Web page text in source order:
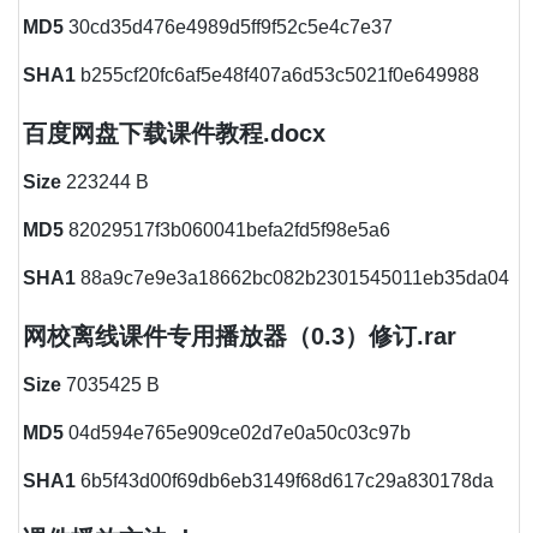
MD5 30cd35d476e4989d5ff9f52c5e4c7e37
SHA1 b255cf20fc6af5e48f407a6d53c5021f0e649988
百度网盘下载课件教程.docx
Size 223244 B
MD5 82029517f3b060041befa2fd5f98e5a6
SHA1 88a9c7e9e3a18662bc082b2301545011eb35da04
网校离线课件专用播放器（0.3）修订.rar
Size 7035425 B
MD5 04d594e765e909ce02d7e0a50c03c97b
SHA1 6b5f43d00f69db6eb3149f68d617c29a830178da